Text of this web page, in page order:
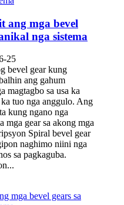
ang mga bevel
nga sistema
25
bevel gear kung
ang gahum
magtagbo sa usa ka
tuo nga anggulo. Ang
kung ngano nga
mga gear sa akong mga
Spiral bevel gear
naghimo niini nga
sa pagkaguba.